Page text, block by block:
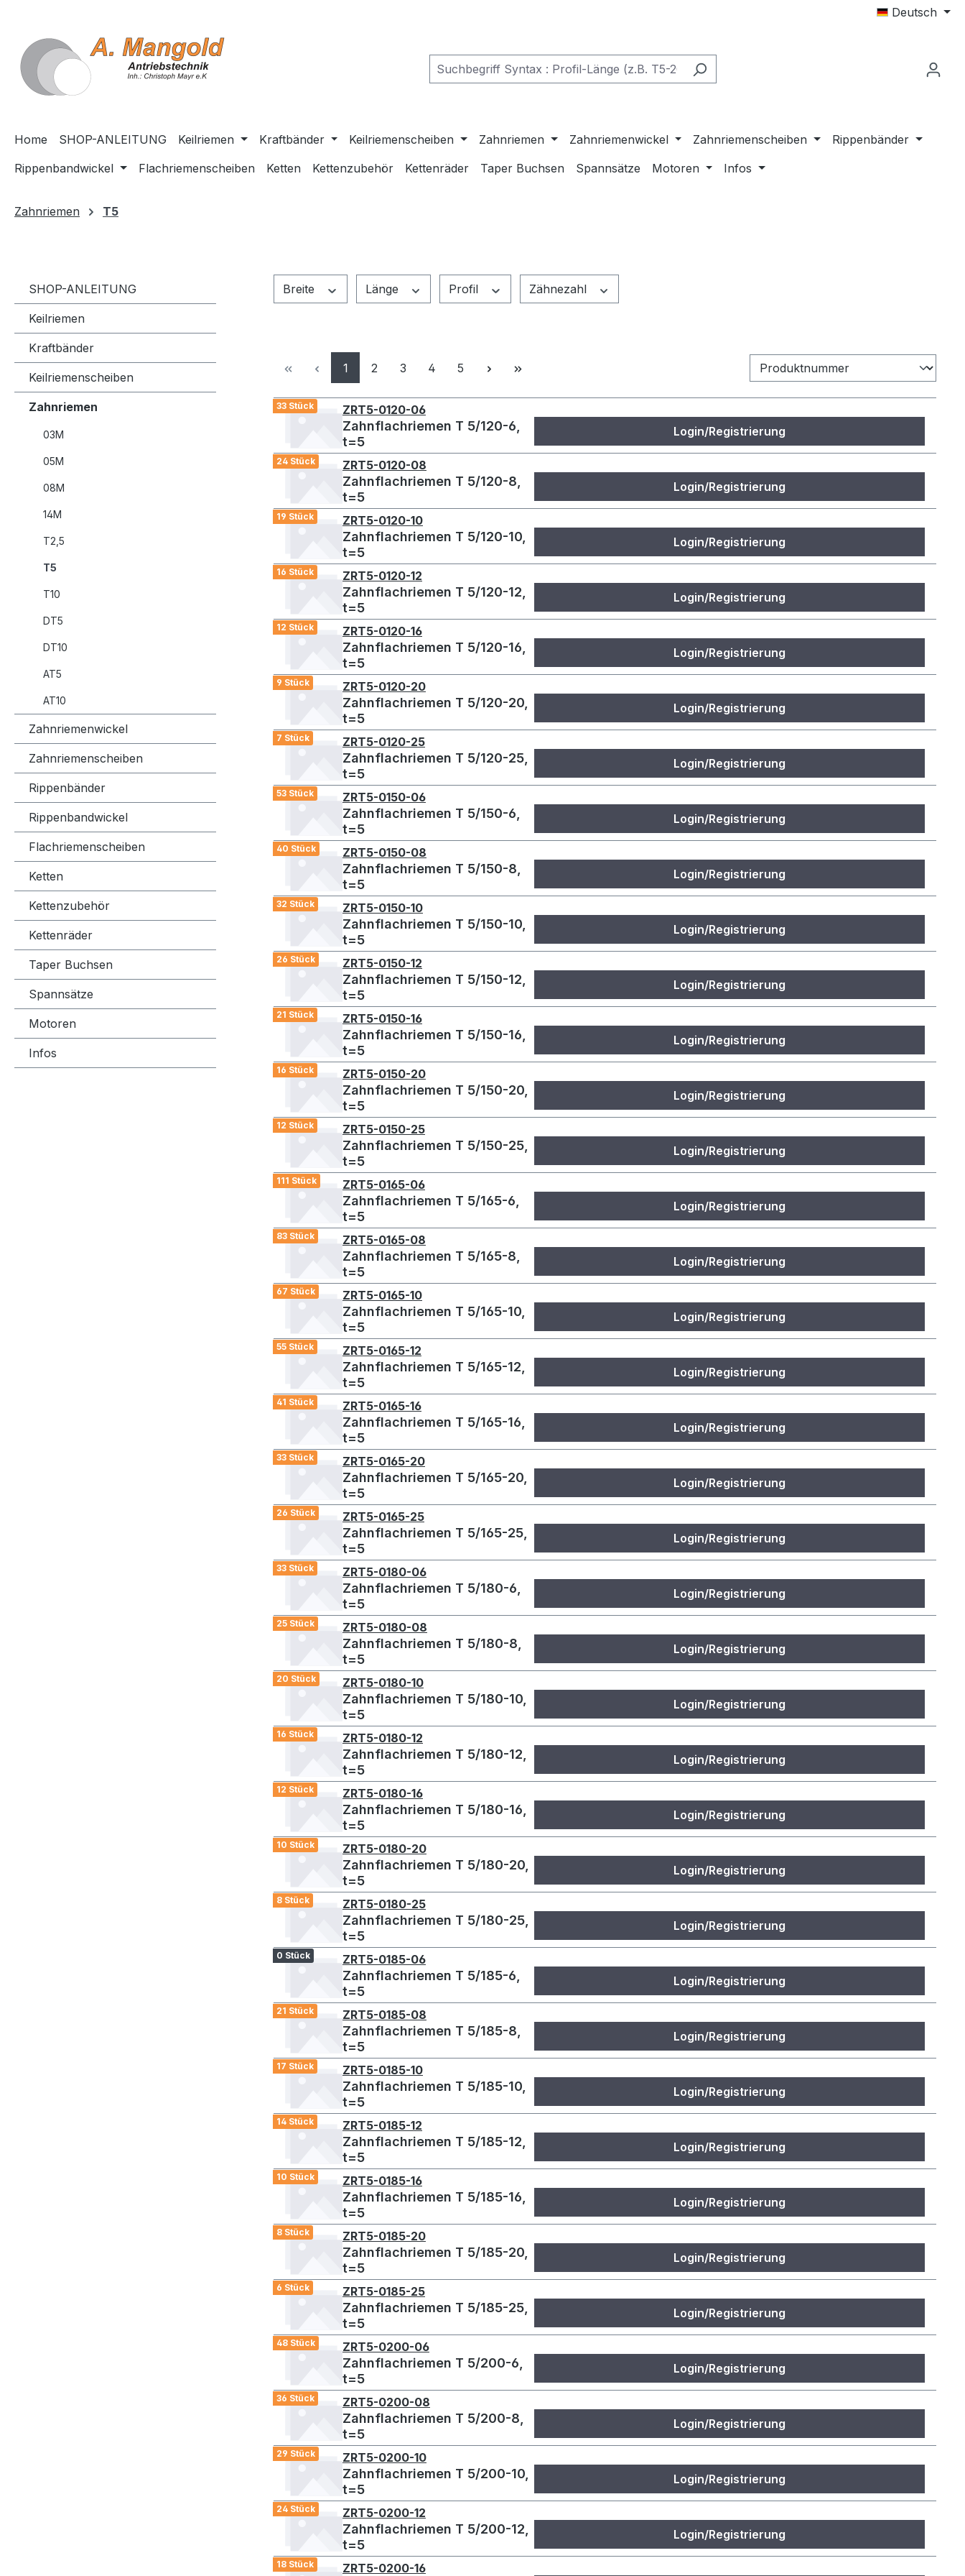
Deutsch
Home SHOP-ANLEITUNG Keilriemen Kraftbänder Keilriemenscheiben Zahnriemen Zahnriemenwickel Zahnriemenscheiben
Rippenbänder
Rippenbandwickel
Flachriemenscheiben Ketten Kettenzubehör Kettenräder Taper Buchsen Spannsätze Motoren Infos
Zahnriemen T5
SHOP-ANLEITUNG
Keilriemen
Kraftbänder
Keilriemenscheiben
Zahnriemen
03M
05M
08M
14M
T2,5
T5
T10
DT5
DT10
AT5
AT10
Zahnriemenwickel
Zahnriemenscheiben
Rippenbänder
Rippenbandwickel
Flachriemenscheiben
Ketten
Kettenzubehör
Kettenräder
Taper Buchsen
Spannsätze
Motoren
Infos
Breite Länge Profil Zähnezahl
Seite
1 Seite
2 Seite
3 Seite
4 Seite
5
33 Stück ZRT5-0120-06
Zahnflachriemen T 5/120-6,
t=5
Login/Registrierung
24 Stück ZRT5-0120-08
Zahnflachriemen T 5/120-8,
t=5
Login/Registrierung
19 Stück ZRT5-0120-10
Zahnflachriemen T 5/120-10,
t=5
Login/Registrierung
16 Stück ZRT5-0120-12
Zahnflachriemen T 5/120-12,
t=5
Login/Registrierung
12 Stück ZRT5-0120-16
Zahnflachriemen T 5/120-16,
t=5
Login/Registrierung
9 Stück ZRT5-0120-20
Zahnflachriemen T 5/120-20,
t=5
Login/Registrierung
7 Stück ZRT5-0120-25
Zahnflachriemen T 5/120-25,
t=5
Login/Registrierung
53 Stück ZRT5-0150-06
Zahnflachriemen T 5/150-6,
t=5
Login/Registrierung
40 Stück ZRT5-0150-08
Zahnflachriemen T 5/150-8,
t=5
Login/Registrierung
32 Stück ZRT5-0150-10
Zahnflachriemen T 5/150-10,
t=5
Login/Registrierung
26 Stück ZRT5-0150-12
Zahnflachriemen T 5/150-12,
t=5
Login/Registrierung
21 Stück ZRT5-0150-16
Zahnflachriemen T 5/150-16,
t=5
Login/Registrierung
16 Stück ZRT5-0150-20
Zahnflachriemen T 5/150-20,
t=5
Login/Registrierung
12 Stück ZRT5-0150-25
Zahnflachriemen T 5/150-25,
t=5
Login/Registrierung
111 Stück ZRT5-0165-06
Zahnflachriemen T 5/165-6,
t=5
Login/Registrierung
83 Stück ZRT5-0165-08
Zahnflachriemen T 5/165-8,
t=5
Login/Registrierung
67 Stück ZRT5-0165-10
Zahnflachriemen T 5/165-10,
t=5
Login/Registrierung
55 Stück ZRT5-0165-12
Zahnflachriemen T 5/165-12,
t=5
Login/Registrierung
41 Stück ZRT5-0165-16
Zahnflachriemen T 5/165-16,
t=5
Login/Registrierung
33 Stück ZRT5-0165-20
Zahnflachriemen T 5/165-20,
t=5
Login/Registrierung
26 Stück ZRT5-0165-25
Zahnflachriemen T 5/165-25,
t=5
Login/Registrierung
33 Stück ZRT5-0180-06
Zahnflachriemen T 5/180-6,
t=5
Login/Registrierung
25 Stück ZRT5-0180-08
Zahnflachriemen T 5/180-8,
t=5
Login/Registrierung
20 Stück ZRT5-0180-10
Zahnflachriemen T 5/180-10,
t=5
Login/Registrierung
16 Stück ZRT5-0180-12
Zahnflachriemen T 5/180-12,
t=5
Login/Registrierung
12 Stück ZRT5-0180-16
Zahnflachriemen T 5/180-16,
t=5
Login/Registrierung
10 Stück ZRT5-0180-20
Zahnflachriemen T 5/180-20,
t=5
Login/Registrierung
8 Stück ZRT5-0180-25
Zahnflachriemen T 5/180-25,
t=5
Login/Registrierung
0 Stück ZRT5-0185-06
Zahnflachriemen T 5/185-6,
t=5
Login/Registrierung
21 Stück ZRT5-0185-08
Zahnflachriemen T 5/185-8,
t=5
Login/Registrierung
17 Stück ZRT5-0185-10
Zahnflachriemen T 5/185-10,
t=5
Login/Registrierung
14 Stück ZRT5-0185-12
Zahnflachriemen T 5/185-12,
t=5
Login/Registrierung
10 Stück ZRT5-0185-16
Zahnflachriemen T 5/185-16,
t=5
Login/Registrierung
8 Stück ZRT5-0185-20
Zahnflachriemen T 5/185-20,
t=5
Login/Registrierung
6 Stück ZRT5-0185-25
Zahnflachriemen T 5/185-25,
t=5
Login/Registrierung
48 Stück ZRT5-0200-06
Zahnflachriemen T 5/200-6,
t=5
Login/Registrierung
36 Stück ZRT5-0200-08
Zahnflachriemen T 5/200-8,
t=5
Login/Registrierung
29 Stück ZRT5-0200-10
Zahnflachriemen T 5/200-10,
t=5
Login/Registrierung
24 Stück ZRT5-0200-12
Zahnflachriemen T 5/200-12,
t=5
Login/Registrierung
18 Stück ZRT5-0200-16